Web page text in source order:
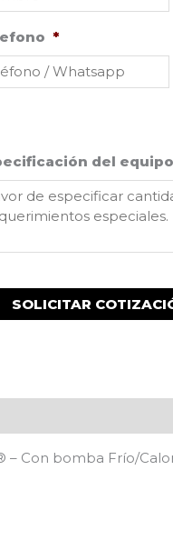
*
del equipo
Con bomba Frío/